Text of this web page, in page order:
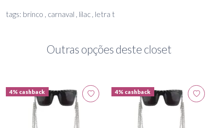
tags: brinco , carnaval , lilac , letra t
Outras opções deste closet
4% cashback 4% cashback